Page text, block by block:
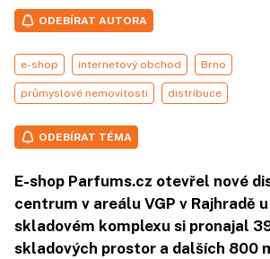
ODEBÍRAT AUTORA
e-shop internetový obchod Brno
průmyslové nemovitosti distribuce
ODEBÍRAT TÉMA
E-shop Parfums.cz otevřel nové
centrum v areálu VGP v Rajhradě
skladovém komplexu si pronajal
skladových prostor a dalších 800